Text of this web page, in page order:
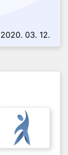
2020. 03. 12.